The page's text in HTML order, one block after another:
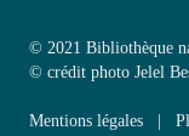
© 2021 Bibliothèque
© crédit photo Jelel
Mentions légales